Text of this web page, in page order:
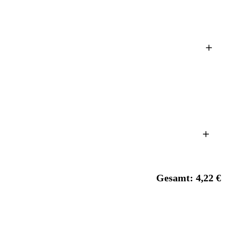
Gesamt: 4,22 €